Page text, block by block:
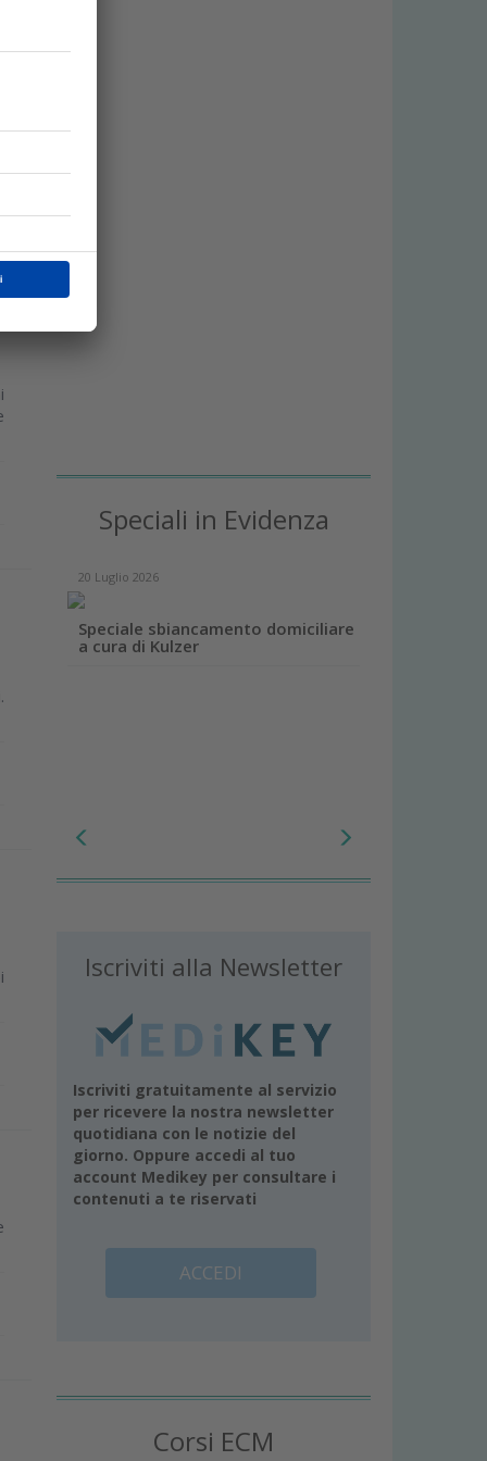
Speciali in Evidenza
20 Luglio 2026
Speciale sbiancamento domiciliare
a cura di Kulzer
Iscriviti alla Newsletter
Iscriviti gratuitamente al servizio
per ricevere la nostra newsletter
quotidiana con le notizie del
giorno. Oppure accedi al tuo
account Medikey per consultare i
contenuti a te riservati
ACCEDI
Corsi ECM